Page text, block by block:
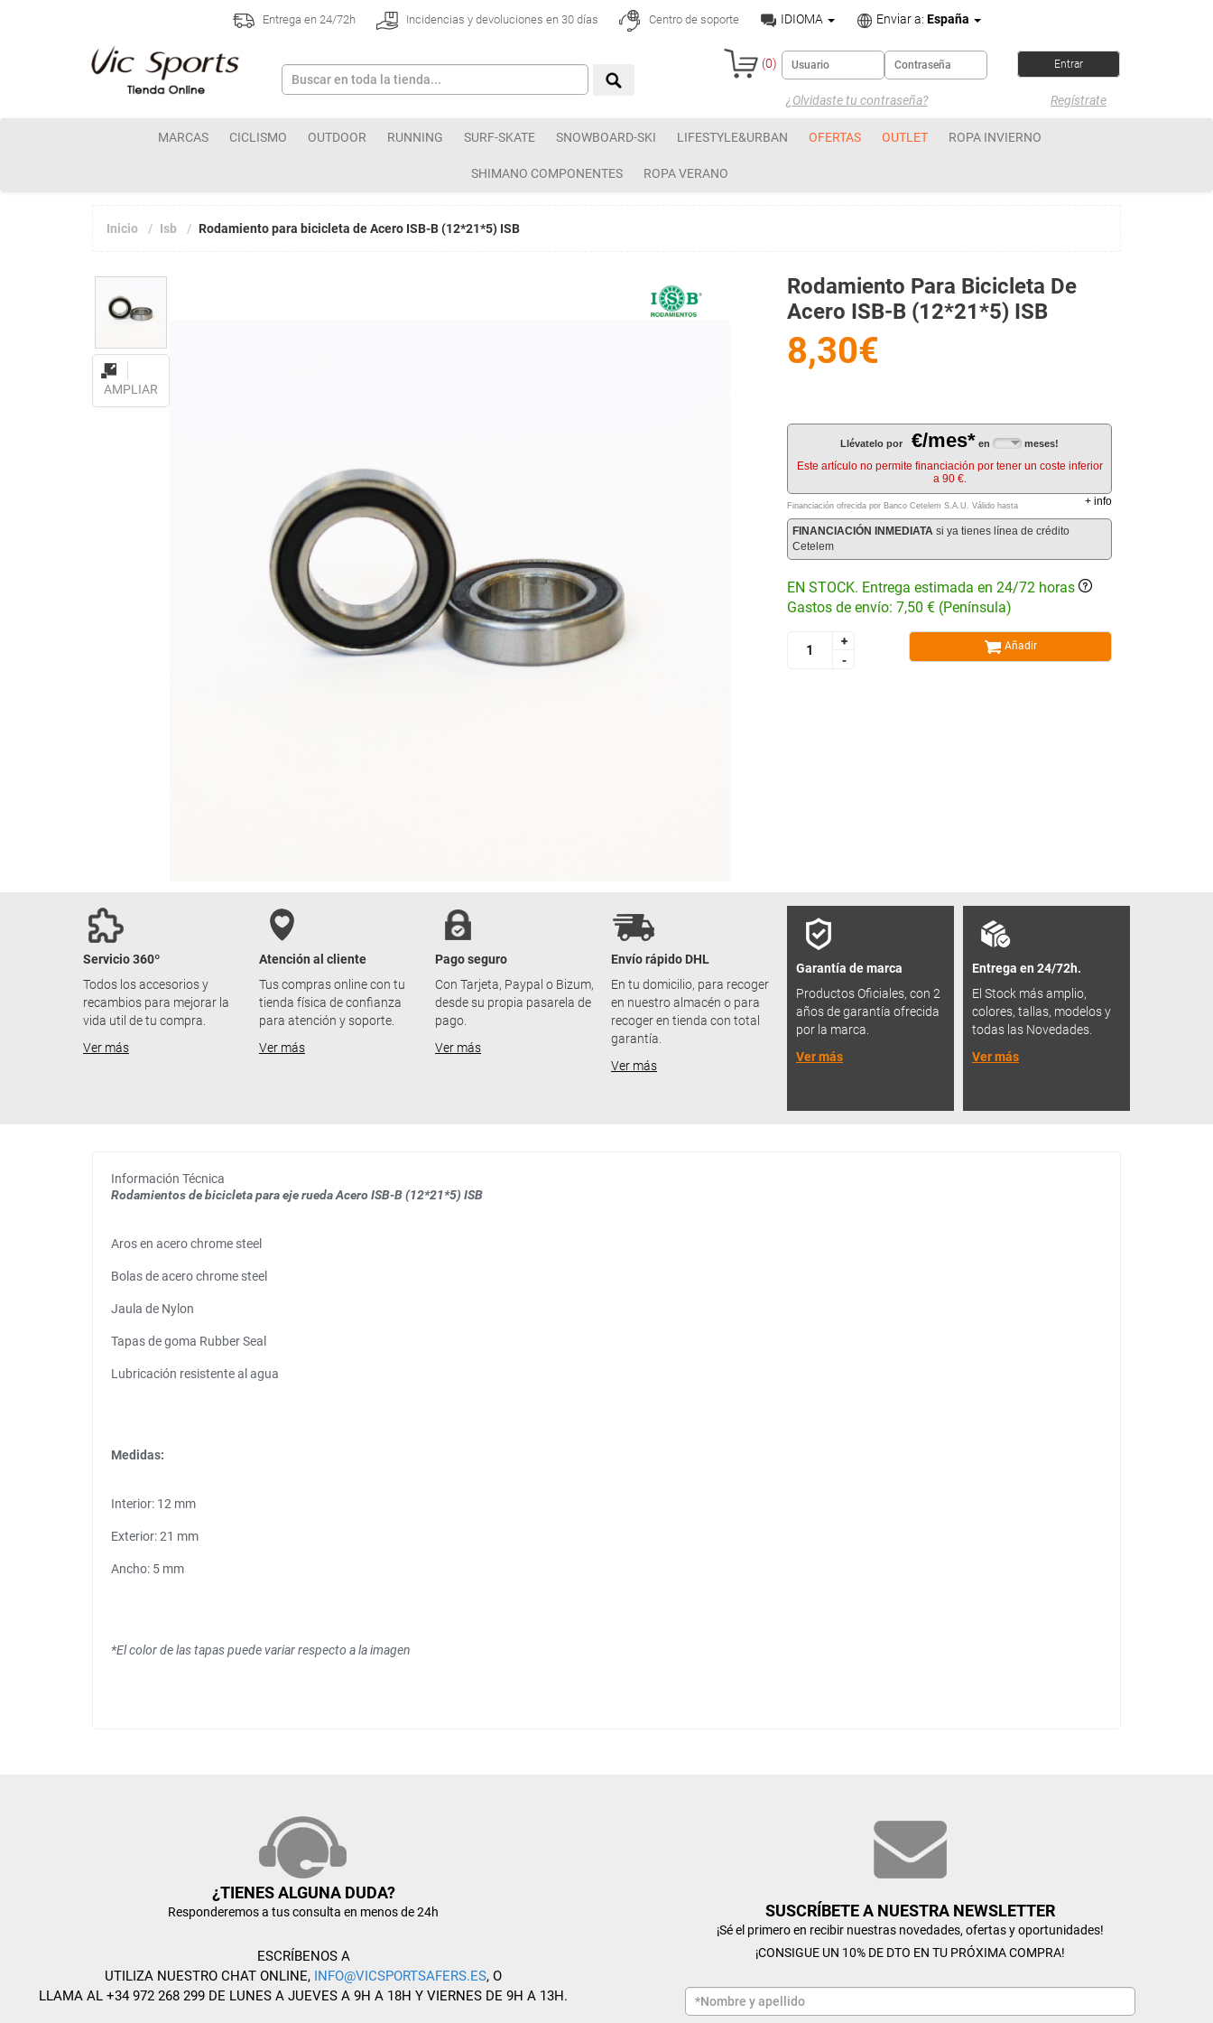
Entrega en 24/72h Incidencias y devoluciones en 30 días Centro de soporte IDIOMA Enviar a: España
(0)
¿Olvidaste tu contraseña? Regístrate
MARCAS CICLISMO OUTDOOR RUNNING SURF-SKATE SNOWBOARD-SKI LIFESTYLE&URBAN OFERTAS OUTLET ROPA INVIERNO
SHIMANO COMPONENTES ROPA VERANO
Inicio Isb Rodamiento para bicicleta de Acero ISB-B (12*21*5) ISB
AMPLIAR
Rodamiento Para Bicicleta De
Acero ISB-B (12*21*5) ISB
8,30€
Llévatelo por €/mes* en meses!
Este artículo no permite financiación por tener un coste inferior
a 90 €.
Financiación ofrecida por Banco Cetelem S.A.U. Válido hasta + info
FINANCIACIÓN INMEDIATA si ya tienes línea de crédito
Cetelem
EN STOCK. Entrega estimada en 24/72 horas
Gastos de envío: 7,50 € (Península)
+
-
+
-
Añadir
Servicio 360º
Todos los accesorios y
recambios para mejorar la
vida util de tu compra.
Ver más
Atención al cliente
Tus compras online con tu
tienda física de confianza
para atención y soporte.
Ver más
Pago seguro
Con Tarjeta, Paypal o Bizum,
desde su propia pasarela de
pago.
Ver más
Envío rápido DHL
En tu domicilio, para recoger
en nuestro almacén o para
recoger en tienda con total
garantía.
Ver más
Garantía de marca
Productos Oficiales, con 2
años de garantía ofrecida
por la marca.
Ver más
Entrega en 24/72h.
El Stock más amplio,
colores, tallas, modelos y
todas las Novedades.
Ver más
Información Técnica
Rodamientos de bicicleta para eje rueda Acero ISB-B (12*21*5) ISB
Aros en acero chrome steel
Bolas de acero chrome steel
Jaula de Nylon
Tapas de goma Rubber Seal
Lubricación resistente al agua
Medidas:
Interior: 12 mm
Exterior: 21 mm
Ancho: 5 mm
*El color de las tapas puede variar respecto a la imagen
¿TIENES ALGUNA DUDA?
Responderemos a tus consulta en menos de 24h
ESCRÍBENOS A
UTILIZA NUESTRO CHAT ONLINE, INFO@VICSPORTSAFERS.ES, O
LLAMA AL +34 972 268 299 DE LUNES A JUEVES A 9H A 18H Y VIERNES DE 9H A 13H.
SUSCRÍBETE A NUESTRA NEWSLETTER
¡Sé el primero en recibir nuestras novedades, ofertas y oportunidades!
¡CONSIGUE UN 10% DE DTO EN TU PRÓXIMA COMPRA!